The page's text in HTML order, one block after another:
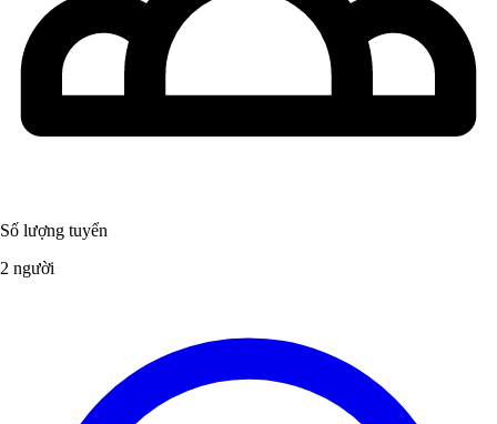
Số lượng tuyển
2 người